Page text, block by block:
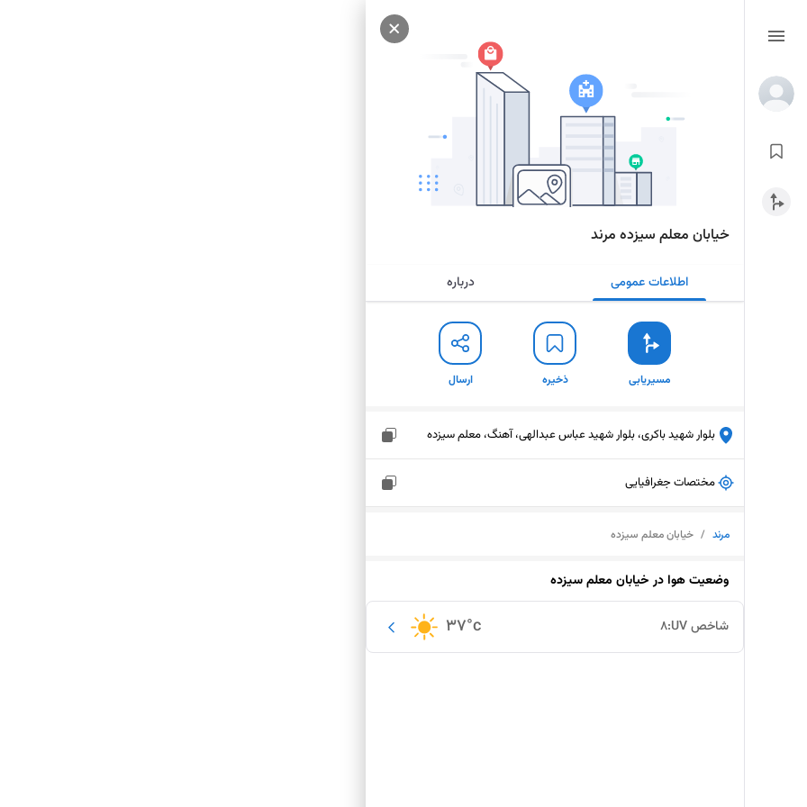
خیابان معلم سیزده مرند
اطلاعات عمومی درباره
مسیریابی ذخیره ارسال
بلوار شهید باکری، بلوار شهید عباس عبدالهی، آهنگ، معلم سیزده
مختصات جغرافیایی
مرند / خیابان معلم سیزده
وضعیت هوا درخیابان معلم سیزده
37°c شاخص UV: 8